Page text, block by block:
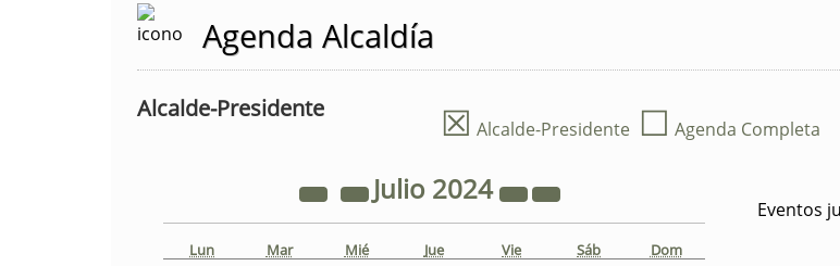
Agenda Alcaldía
Alcalde-Presidente ☒ Alcalde-Presidente ☐ Agenda Completa
Julio 2024
Lun Mar Mié Jue Vie Sáb Dom
Eventos